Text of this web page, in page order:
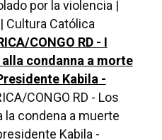
por la violencia |
Cultura Católica
CONGO RD - I
condanna a morte
Kabila -
CONGO RD - Los
la condena a muerte
Kabila -